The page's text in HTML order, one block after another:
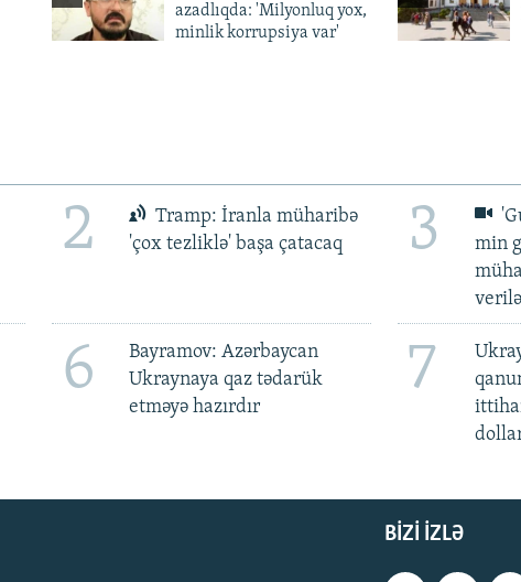
azadlıqda: 'Milyonluq yox,
minlik korrupsiya var'
2
Tramp: İranla müharibə
'çox tezliklə' başa çatacaq
3
min
6
Bayramov: Azərbaycan
Ukraynaya qaz tədarük
etməyə hazırdır
7
BIZI IZLƏ